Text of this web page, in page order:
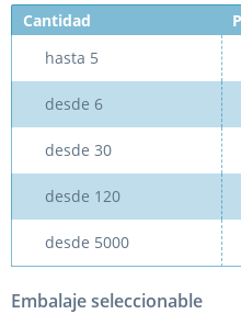
Cantidad
hasta 5
desde 6
desde 30
desde 120
desde 5000
Embalaje seleccionable